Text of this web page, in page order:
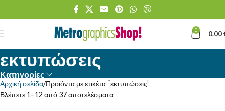
0 0.00
εκτυπώσεις
Κατηγορίες
Αρχική σελίδα Προϊόντα με ετικέτα “εκτυπώσεις”
Βλέπετε 1–12 από 37 αποτελέσματα